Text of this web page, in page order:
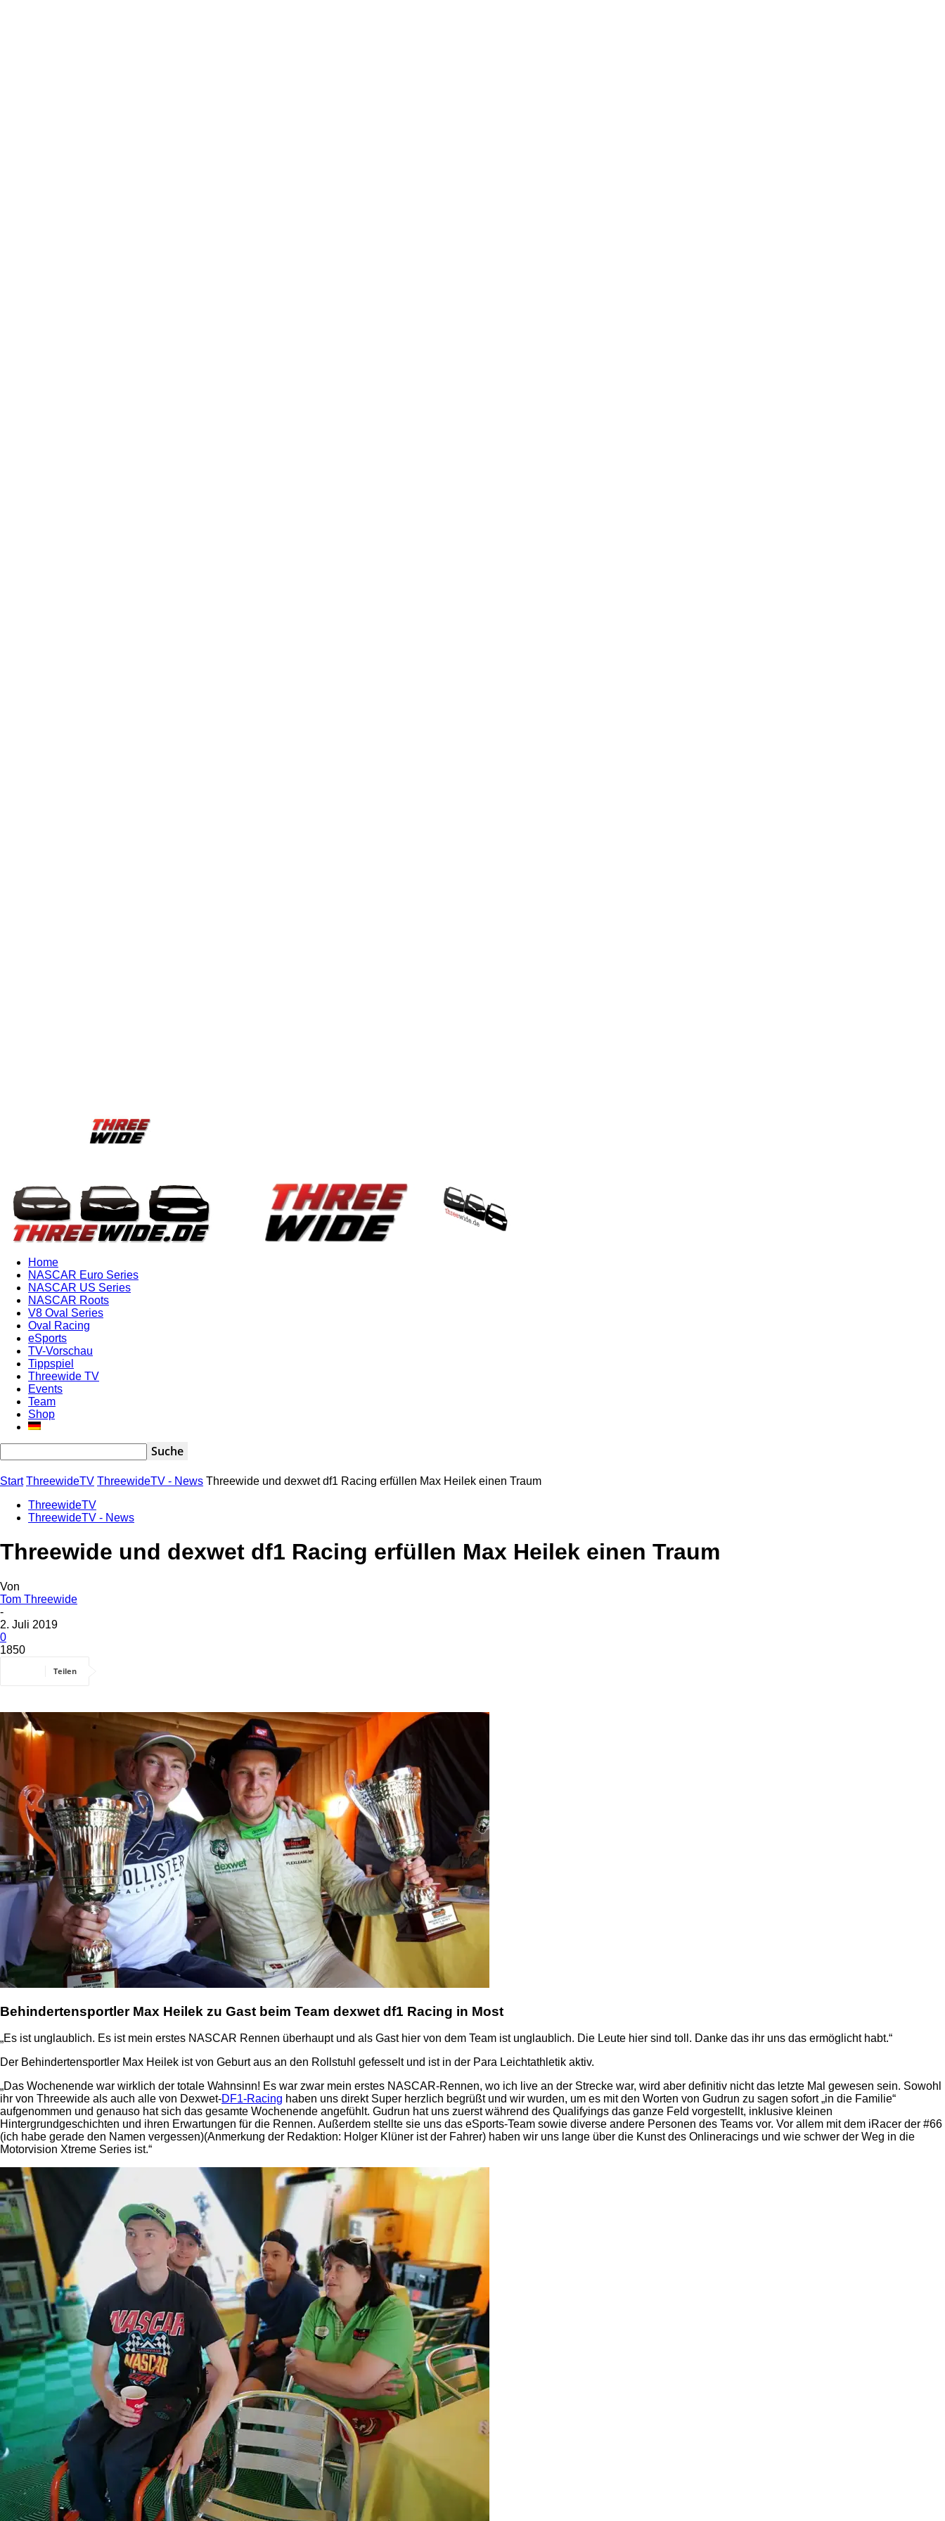
Home
NASCAR Euro Series
NASCAR US Series
NASCAR Roots
V8 Oval Series
Oval Racing
eSports
TV-Vorschau
Tippspiel
Threewide TV
Events
Team
Shop
Start ThreewideTV ThreewideTV - News Threewide und dexwet df1 Racing erfüllen Max Heilek einen Traum
ThreewideTV
ThreewideTV - News
Threewide und dexwet df1 Racing erfüllen Max Heilek einen Traum
Von
Tom Threewide
-
2. Juli 2019
0
1850
Teilen
Behindertensportler Max Heilek zu Gast beim Team dexwet df1 Racing in Most
„Es ist unglaublich. Es ist mein erstes NASCAR Rennen überhaupt und als Gast hier von dem Team ist unglaublich. Die Leute hier sind toll. Danke das ihr uns das ermöglicht habt.“
Der Behindertensportler Max Heilek ist von Geburt aus an den Rollstuhl gefesselt und ist in der Para Leichtathletik aktiv.
„Das Wochenende war wirklich der totale Wahnsinn! Es war zwar mein erstes NASCAR-Rennen, wo ich live an der Strecke war, wird aber definitiv nicht das letzte Mal gewesen sein. Sowohl
ihr von Threewide als auch alle von Dexwet-DF1-Racing haben uns direkt Super herzlich begrüßt und wir wurden, um es mit den Worten von Gudrun zu sagen sofort „in die Familie“
aufgenommen und genauso hat sich das gesamte Wochenende angefühlt. Gudrun hat uns zuerst während des Qualifyings das ganze Feld vorgestellt, inklusive kleinen
Hintergrundgeschichten und ihren Erwartungen für die Rennen. Außerdem stellte sie uns das eSports-Team sowie diverse andere Personen des Teams vor. Vor allem mit dem iRacer der #66
(ich habe gerade den Namen vergessen)(Anmerkung der Redaktion: Holger Klüner ist der Fahrer) haben wir uns lange über die Kunst des Onlineracings und wie schwer der Weg in die
Motorvision Xtreme Series ist.“